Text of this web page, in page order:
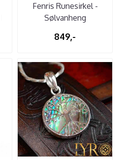
Fenris Runesirkel -
Sølvanheng
849,-